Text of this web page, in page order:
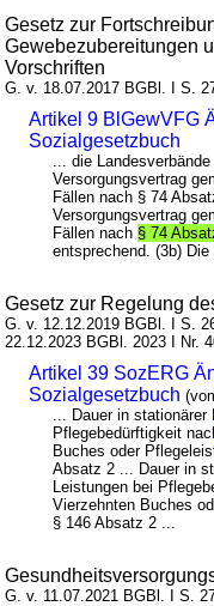
Gesetz zur
Gewebezubereitungen
Vorschriften
G. v. 18.07.2017 BGBl. I S.
Artikel 9 BlGewVFG
Sozialgesetzbuch
... die
Versorgungsvertrag
Fällen nach § 74
Versorgungsvertrag
Fällen nach § 74
entsprechend. (3b) Die
Gesetz zur Regelung
G. v. 12.12.2019 BGBl. I S.
22.12.2023 BGBl. 2023 I Nr.
Artikel 39 SozERG
Sozialgesetzbuch
... Dauer in
Pflegebedürftigkeit
Buches oder
Absatz 2 ... Dauer in
Leistungen bei
Vierzehnten Buches
§ 146 Absatz 2 ...
G. v. 11.07.2021 BGBl. I S.